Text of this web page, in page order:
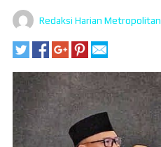
Redaksi Harian Metropolitan